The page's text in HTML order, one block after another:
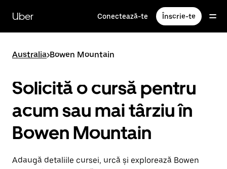
direct
conținutul
principal
Uber Conectează-te Înscrie-te
Australia>Bowen Mountain
Solicită o cursă pentru
acum sau mai târziu în
Bowen Mountain
Adaugă detaliile cursei, urcă și explorează Bowen